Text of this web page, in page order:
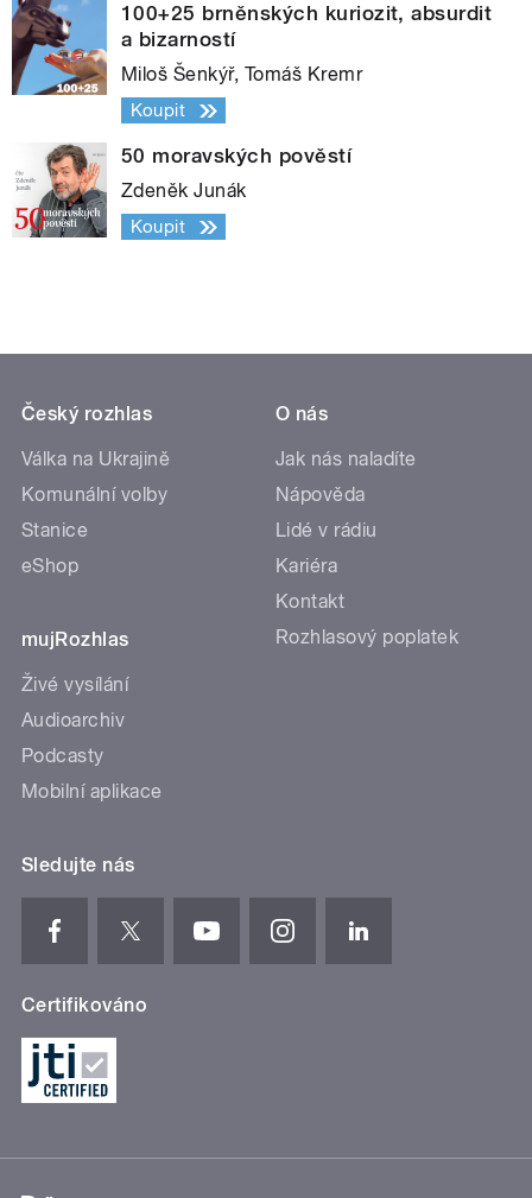
100+25 brněnských kuriozit, absurdit
a bizarností
Miloš Šenkýř, Tomáš Kremr
Koupit
50 moravských pověstí
Zdeněk Junák
Koupit
Český rozhlas
Válka na Ukrajině
Komunální volby
Stanice
eShop
mujRozhlas
Živé vysílání
Audioarchiv
Podcasty
Mobilní aplikace
O nás
Jak nás naladíte
Nápověda
Lidé v rádiu
Kariéra
Kontakt
Rozhlasový poplatek
Sledujte nás
Certifikováno